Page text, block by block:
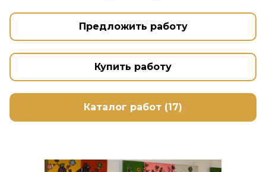
Предложить работу
Купить работу
Каталог работ (17)